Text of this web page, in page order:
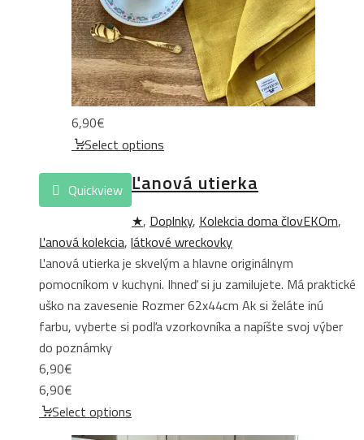
6,90€
Select options
Quickview Ľanová utierka
★, Doplnky, Kolekcia doma človEKOm,
Ľanová kolekcia, látkové wreckovky
Ľanová utierka je skvelým a hlavne originálnym
pomocníkom v kuchyni. Ihneď si ju zamilujete. Má praktické
uško na zavesenie Rozmer 62x44cm Ak si želáte inú
farbu, vyberte si podľa vzorkovníka a napíšte svoj výber
do poznámky
6,90€
6,90€
Select options